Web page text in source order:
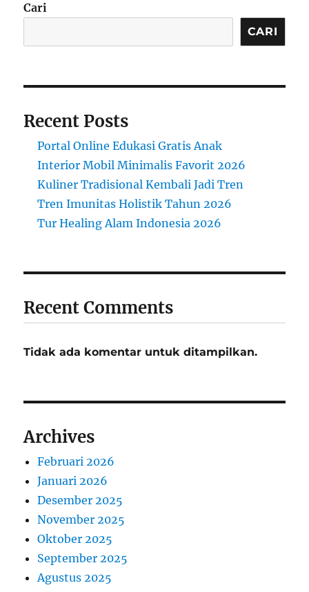
Cari
CARI
Recent Posts
Portal Online Edukasi Gratis Anak
Interior Mobil Minimalis Favorit 2026
Kuliner Tradisional Kembali Jadi Tren
Tren Imunitas Holistik Tahun 2026
Tur Healing Alam Indonesia 2026
Recent Comments
Tidak ada komentar untuk ditampilkan.
Archives
Februari 2026
Januari 2026
Desember 2025
November 2025
Oktober 2025
September 2025
Agustus 2025